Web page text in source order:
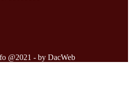
@2021 - by DacWeb